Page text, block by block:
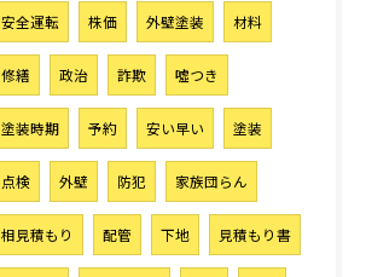
安全運転 株価 外壁塗装 材料
修繕 政治 詐欺 噓つき
塗装時期 予約 安い早い 塗装
点検 外壁 防犯 家族団らん
相見積もり 配管 下地 見積もり書